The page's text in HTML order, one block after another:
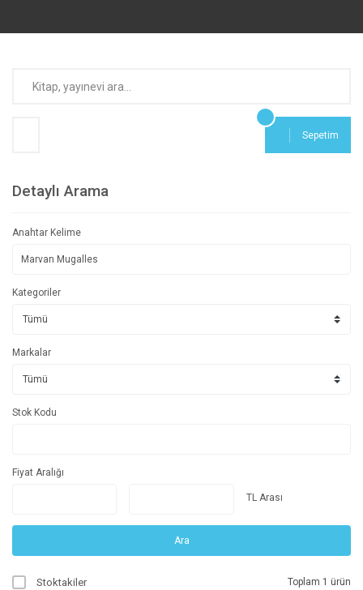
Sepetim
Detaylı Arama
Anahtar Kelime
Kategoriler
Markalar
Stok Kodu
Fiyat Aralığı
TL Arası
Ara
Stoktakiler Toplam 1 ürün